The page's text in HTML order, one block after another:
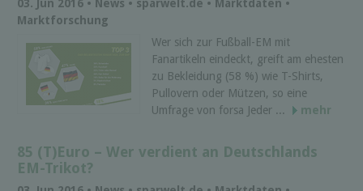
03. Jun 2016 • News • sparwelt.de • Marktdaten •
Marktforschung
Wer sich zur Fußball-EM mit
Fanartikeln eindeckt, greift am ehesten
zu Bekleidung (58 %) wie T-Shirts,
Pullovern oder Mützen, so eine
Umfrage von forsa Jeder ...
mehr
85 (T)Euro – Wer verdient an Deutschlands
EM-Trikot?